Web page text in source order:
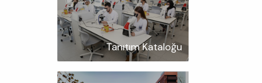
Tanıtım Kataloğu